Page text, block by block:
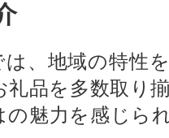
は、地域の特性
礼品を多数取り
の魅力を感じら